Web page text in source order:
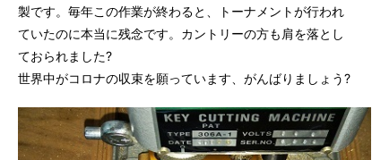
製です。毎年この作業が終わると、トーナメントが行われ
ていたのに本当に残念です。カントリーの方も肩を落とし
ておられました?
世界中がコロナの収束を願っています、がんばりましょう?